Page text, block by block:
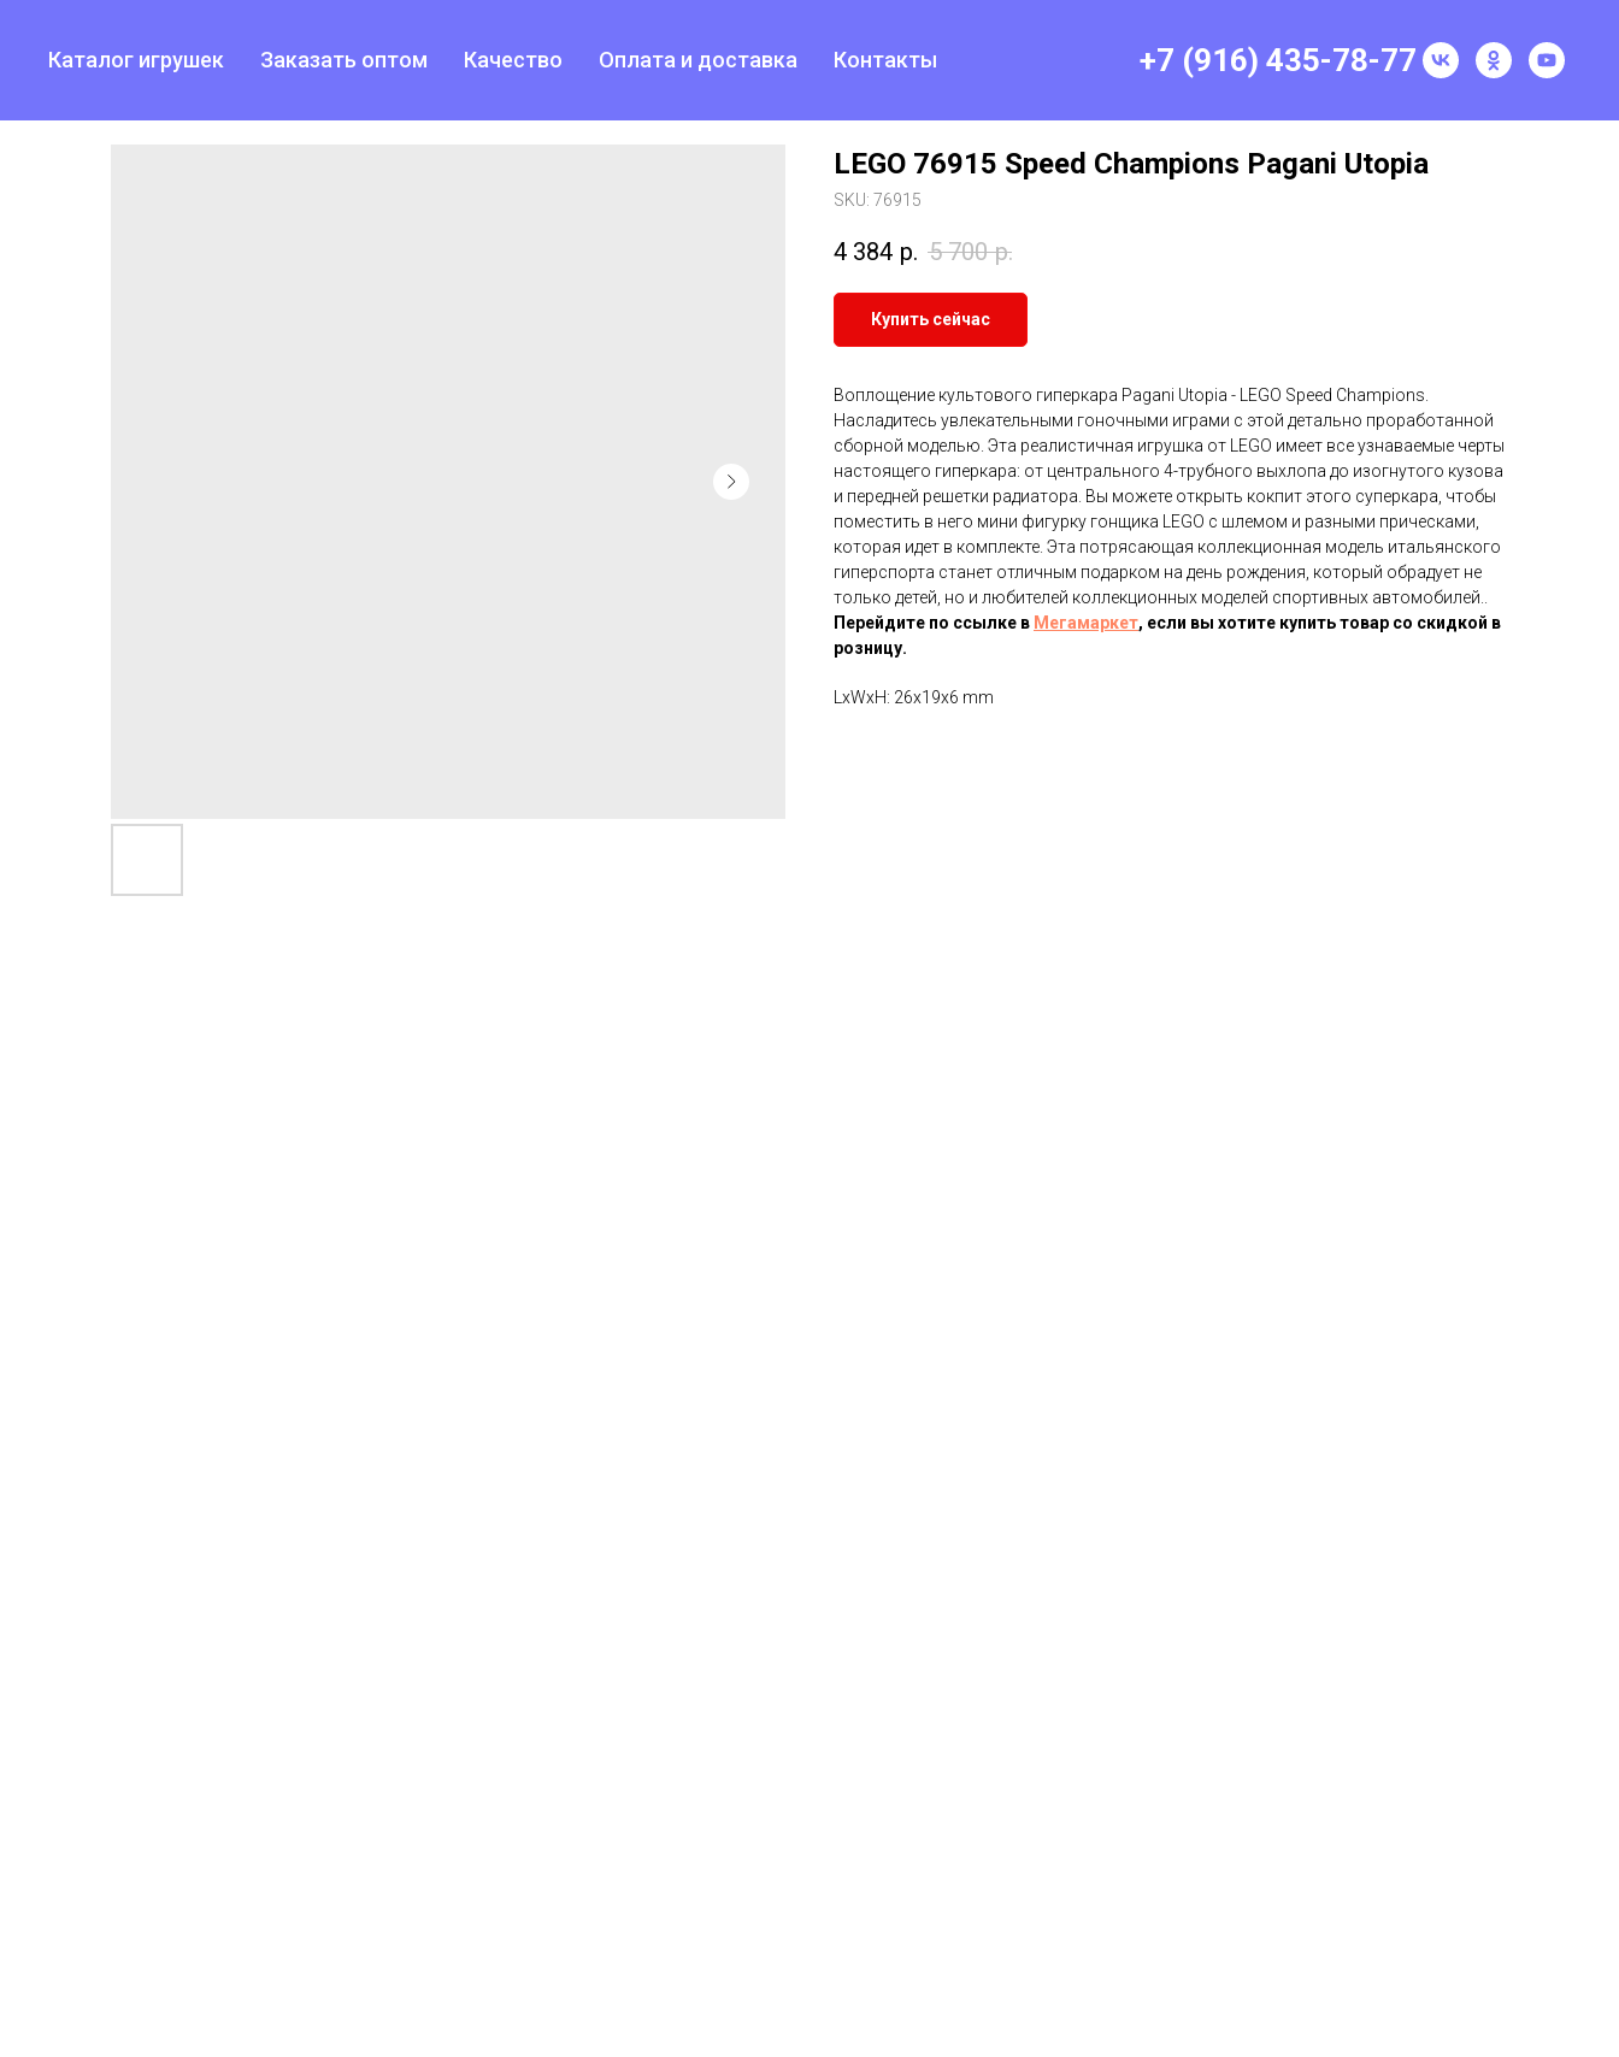
Каталог игрушек Заказать оптом Качество Оплата и доставка Контакты +7 (916) 435-78-77
LEGO 76915 Speed Champions Pagani Utopia
SKU: 76915
4 384 р. 5 700 р.
Купить сейчас
Воплощение культового гиперкара Pagani Utopia - LEGO Speed Champions.
Насладитесь увлекательными гоночными играми с этой детально проработанной
сборной моделью. Эта реалистичная игрушка от LEGO имеет все узнаваемые черты
настоящего гиперкара: от центрального 4-трубного выхлопа до изогнутого кузова
и передней решетки радиатора. Вы можете открыть кокпит этого суперкара, чтобы
поместить в него мини фигурку гонщика LEGO с шлемом и разными прическами,
которая идет в комплекте. Эта потрясающая коллекционная модель итальянского
гиперспорта станет отличным подарком на день рождения, который обрадует не
только детей, но и любителей коллекционных моделей спортивных автомобилей..
Перейдите по ссылке в Мегамаркет, если вы хотите купить товар со скидкой в
розницу.
LxWxH: 26x19x6 mm